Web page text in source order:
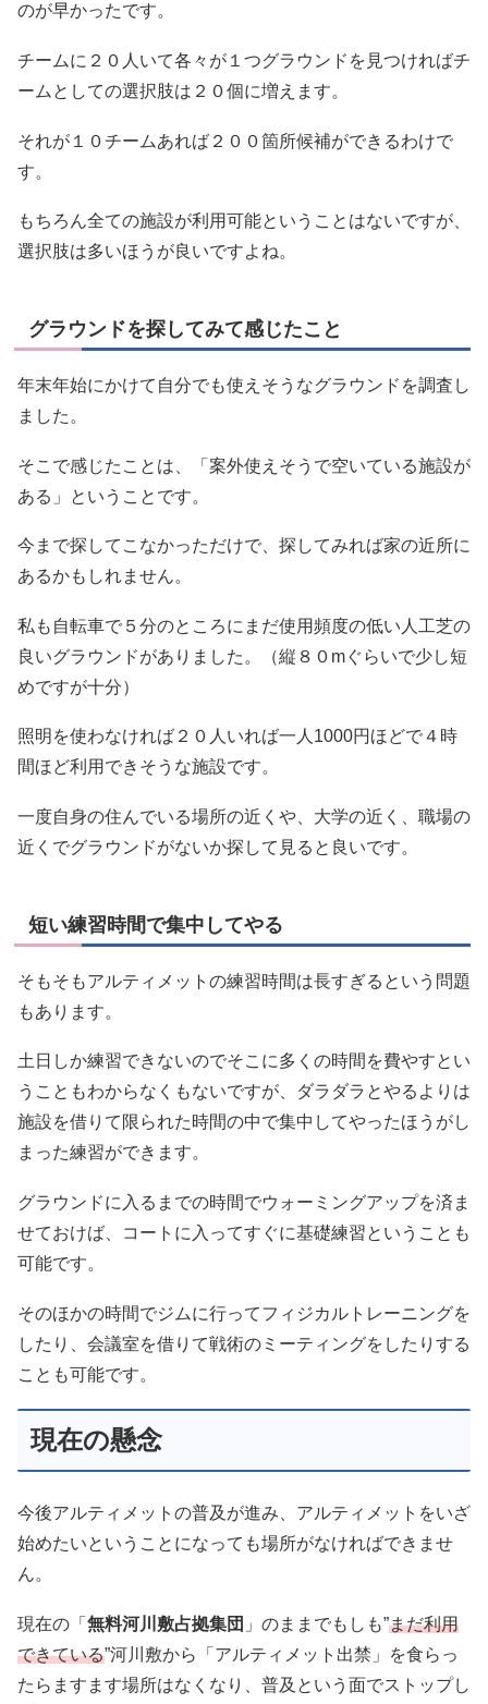
のが早かったです。
チームに２０人いて各々が１つグラウンドを見つければチ
ームとしての選択肢は２０個に増えます。
それが１０チームあれば２００箇所候補ができるわけで
す。
もちろん全ての施設が利用可能ということはないですが、
選択肢は多いほうが良いですよね。
グラウンドを探してみて感じたこと
年末年始にかけて自分でも使えそうなグラウンドを調査し
ました。
そこで感じたことは、「案外使えそうで空いている施設が
ある」ということです。
今まで探してこなかっただけで、探してみれば家の近所に
あるかもしれません。
私も自転車で５分のところにまだ使用頻度の低い人工芝の
良いグラウンドがありました。（縦８０mぐらいで少し短
めですが十分）
照明を使わなければ２０人いれば一人1000円ほどで４時
間ほど利用できそうな施設です。
一度自身の住んでいる場所の近くや、大学の近く、職場の
近くでグラウンドがないか探して見ると良いです。
短い練習時間で集中してやる
そもそもアルティメットの練習時間は長すぎるという問題
もあります。
土日しか練習できないのでそこに多くの時間を費やすとい
うこともわからなくもないですが、ダラダラとやるよりは
施設を借りて限られた時間の中で集中してやったほうがし
まった練習ができます。
グラウンドに入るまでの時間でウォーミングアップを済ま
せておけば、コートに入ってすぐに基礎練習ということも
可能です。
そのほかの時間でジムに行ってフィジカルトレーニングを
したり、会議室を借りて戦術のミーティングをしたりする
ことも可能です。
現在の懸念
今後アルティメットの普及が進み、アルティメットをいざ
始めたいということになっても場所がなければできませ
ん。
現在の「 無料河川敷占拠集団 」のままでもしも”まだ利用
できている”河川敷から「アルティメット出禁」を食らっ
たらますます場所はなくなり、普及という面でストップし